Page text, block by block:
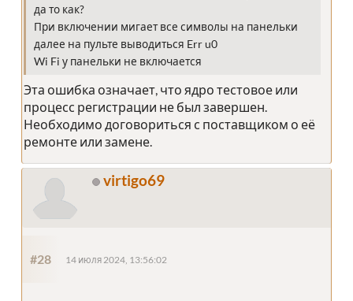
да то как?
При включении мигает все символы на панельки
далее на пульте выводиться Err u0
Wi Fi у панельки не включается
Эта ошибка означает, что ядро тестовое или
процесс регистрации не был завершен.
Необходимо договориться с поставщиком о её
ремонте или замене.
virtigo69
#28 14 июля 2024, 13:56:02